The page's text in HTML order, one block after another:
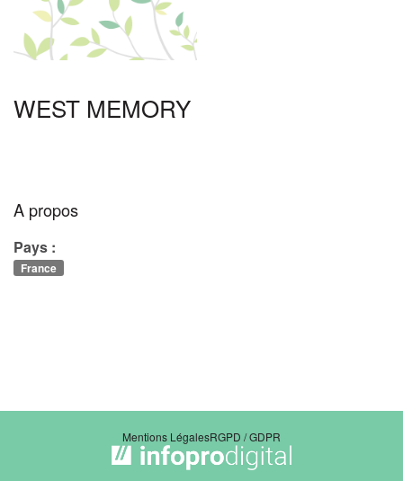
WEST MEMORY
A propos
Pays :
France
Mentions LégalesRGPD / GDPR